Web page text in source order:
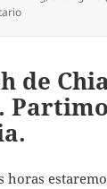
en 9×09. 24h de
de
horas